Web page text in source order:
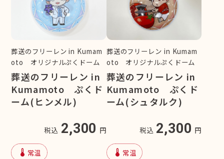
葬送のフリーレン in Kumam
oto オリジナルぷくドーム
葬送のフリーレン in
Kumamoto ぷくド
ーム(ヒンメル)
税込 2,300 円
device_thermostat 常温
葬送のフリーレン in Kumam
oto オリジナルぷくドーム
葬送のフリーレン in
Kumamoto ぷくド
ーム(シュタルク)
税込 2,300 円
device_thermostat 常温